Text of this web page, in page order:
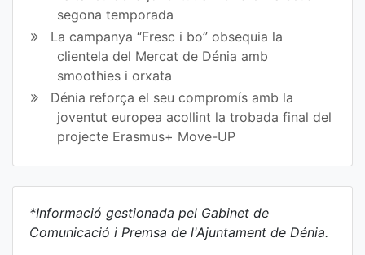
segona temporada
La campanya “Fresc i bo” obsequia la
clientela del Mercat de Dénia amb
smoothies i orxata
Dénia reforça el seu compromís amb la
joventut europea acollint la trobada final del
projecte Erasmus+ Move-UP
*Informació gestionada pel Gabinet de
Comunicació i Premsa de l'Ajuntament de Dénia.